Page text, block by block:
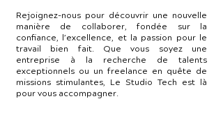
Rejoignez-nous pour découvrir une nouvelle
manière de collaborer, fondée sur la
confiance, l’excellence, et la passion pour le
travail bien fait. Que vous soyez une
entreprise à la recherche de talents
exceptionnels ou un freelance en quête de
missions stimulantes, Le Studio Tech est là
pour vous accompagner.